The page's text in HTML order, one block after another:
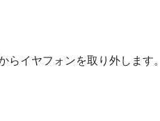
らイヤフォンを取り外します。